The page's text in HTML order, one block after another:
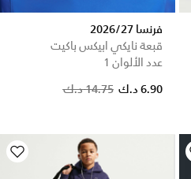
فرنسا 2026/27
قبعة نايكي ابيكس باكيت
عدد الألوان 1
14.75 د.ك 6.90 د.ك